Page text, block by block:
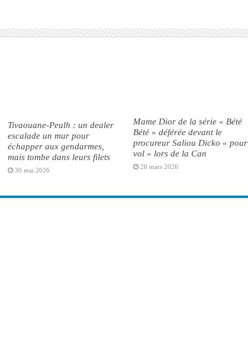
Tivaouane-Peulh : un dealer
escalade un mur pour
échapper aux gendarmes,
mais tombe dans leurs filets
30 mai 2026
Mame Dior de la série « Bété
Bété » déférée devant le
procureur Saliou Dicko « pour
vol » lors de la Can
26 mars 2026